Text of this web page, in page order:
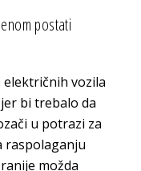
postati
električnih vozila
bi trebalo da
u potrazi za
raspolaganju
možda